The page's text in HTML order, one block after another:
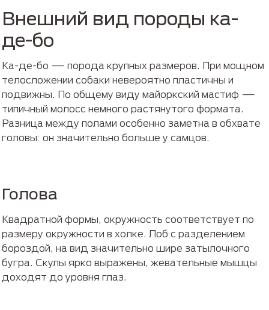
Внешний вид породы ка-
де-бо
Ка-де-бо — порода крупных размеров. При мощном
телосложении собаки невероятно пластичны и
подвижны. По общему виду майоркский мастиф —
типичный молосс немного растянутого формата.
Разница между полами особенно заметна в обхвате
головы: он значительно больше у самцов.
Голова
Квадратной формы, окружность соответствует по
размеру окружности в холке. Лоб с разделением
бороздой, на вид значительно шире затылочного
бугра. Скулы ярко выражены, жевательные мышцы
доходят до уровня глаз.